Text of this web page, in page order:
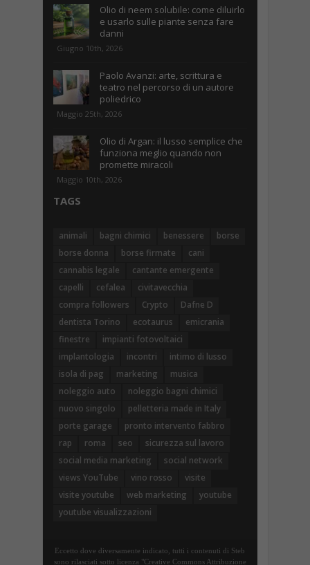
Olio di neem solubile: come diluirlo
e usarlo sulle piante senza fare
danni
Giugno 10th, 2026
Paolo Avanzi: arte, scrittura e
teatro nel percorso di un autore
poliedrico
Maggio 25th, 2026
Olio di Argan: il lusso semplice che
funziona meglio quando non
promette miracoli
Maggio 10th, 2026
TAGS
animali bagni chimici benessere
borse
borse donna
borse firmate
cani
cannabis legale
cantante emergente
capelli
cefalea
civitavecchia
compra followers
Crypto
Dafne D
dentista Torino
ecotaurus
emicrania
finestre
impianti fotovoltaici
implantologia
incontri
intimo di lusso
isola di pag
marketing
musica
noleggio auto
noleggio bagni chimici
nuovo singolo
pelletteria made in Italy
porte garage
pronto intervento fabbro
rap
roma seo
sicurezza sul lavoro
social media marketing
social network
views YouTube
vino rosso
visite
visite youtube
web marketing
youtube
youtube visualizzazioni
Eccetto dove diversamente indicato, tutti i contenuti di Steb
sono rilasciati sotto licenza "Creative Commons Attribuzione